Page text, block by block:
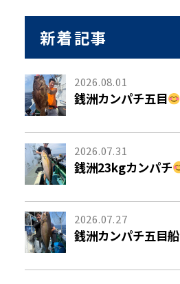
新着記事
2026.08.01
銭洲カンパチ五目
2026.07.31
銭洲23kgカンパチ
2026.07.27
銭洲カンパチ五目船